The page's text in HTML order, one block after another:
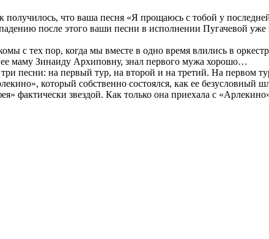
что ваша песня «Я прощаюсь с тобой у
после этого ваши песни в исполнении Пугачевой уже
тех пор, когда мы вместе в одно время влились в
маму Зинаиду Архиповну, знал первого мужа хорошо…
песни: на первый тур, на второй и на третий. На первом
который собственно состоялся, как ее безусловный
фактически звездой. Как только она приехала с